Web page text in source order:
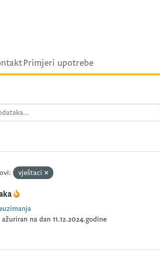
Primjeri upotrebe
vještaci
na dan 11.12.2024.godine